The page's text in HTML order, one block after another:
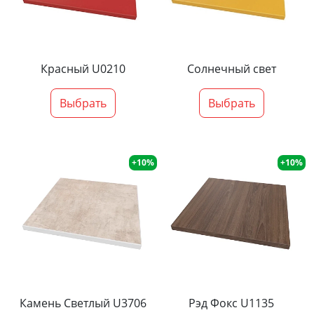
Красный U0210
Выбрать
Солнечный свет
Выбрать
+10%
Камень Светлый U3706
+10%
Рэд Фокс U1135